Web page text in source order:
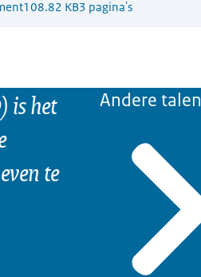
108.82 KB3 pagina's
is het
te
Andere talen